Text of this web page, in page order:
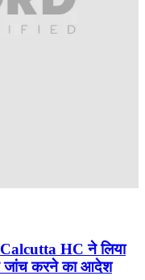
Calcutta HC ने लिया
जांच करने का आदेश